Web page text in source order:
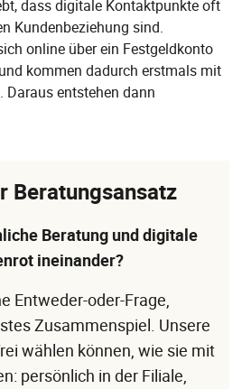
dass digitale Kontaktpunkte oft
Kundenbeziehung sind.
online über ein Festgeldkonto
kommen dadurch erstmals mit
Daraus entstehen dann
Beratungsansatz
Beratung und digitale
ineinander?
Entweder-oder-Frage,
Zusammenspiel. Unsere
wählen können, wie sie mit
persönlich in der Filiale,